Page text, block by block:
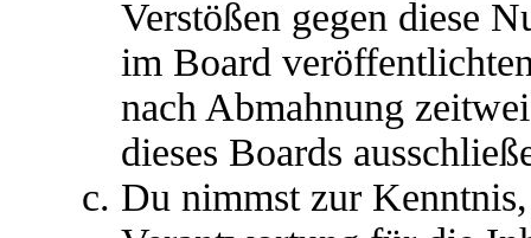
Verstößen gegen diese
im Board
nach Abmahnung
dieses Boards
Du nimmst zur